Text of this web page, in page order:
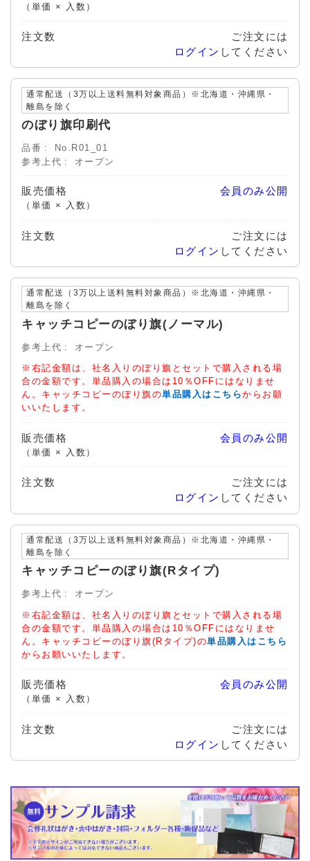
（単価 × 入数）
注文数
ご注文には
ログイン してください
通常配送（3万以上送料無料対象商品）※北海道・沖縄県・
離島を除く
のぼり旗印刷代
品番
No.R01_01
参考上代
オープン
販売価格
（単価 × 入数）
会員のみ公開
注文数
ご注文には
ログイン してください
通常配送（3万以上送料無料対象商品）※北海道・沖縄県・
離島を除く
キャッチコピーのぼり旗(ノーマル)
参考上代 オープン
※右記金額は、社名入りのぼり旗とセットで購入される場
合の金額です。単品購入の場合は10％OFFにはなりませ
ん。キャッチコピーのぼり旗の単品購入はこちらからお願
いいたします。
販売価格
（単価 × 入数）
会員のみ公開
注文数
ご注文には
ログイン してください
通常配送（3万以上送料無料対象商品）※北海道・沖縄県・
離島を除く
キャッチコピーのぼり旗(Rタイプ)
参考上代 オープン
※右記金額は、社名入りのぼり旗とセットで購入される場
合の金額です。単品購入の場合は10％OFFにはなりませ
ん。キャッチコピーのぼり旗(Rタイプ)の単品購入はこちら
からお願いいたします。
販売価格
（単価 × 入数）
会員のみ公開
注文数
ご注文には
ログイン してください